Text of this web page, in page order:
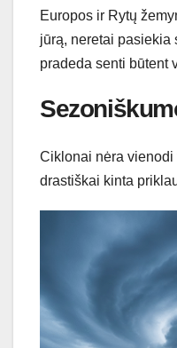
Europos ir Rytų
jūrą, neretai pasiekia
pradeda senti būtent
Ciklonai nėra vienodi
drastiškai kinta